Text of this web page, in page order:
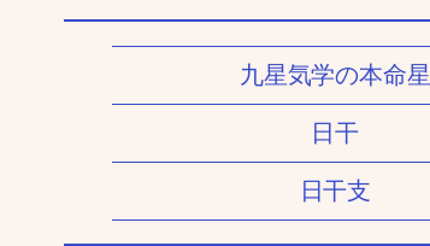
九星気学の本命星
日干
日干支